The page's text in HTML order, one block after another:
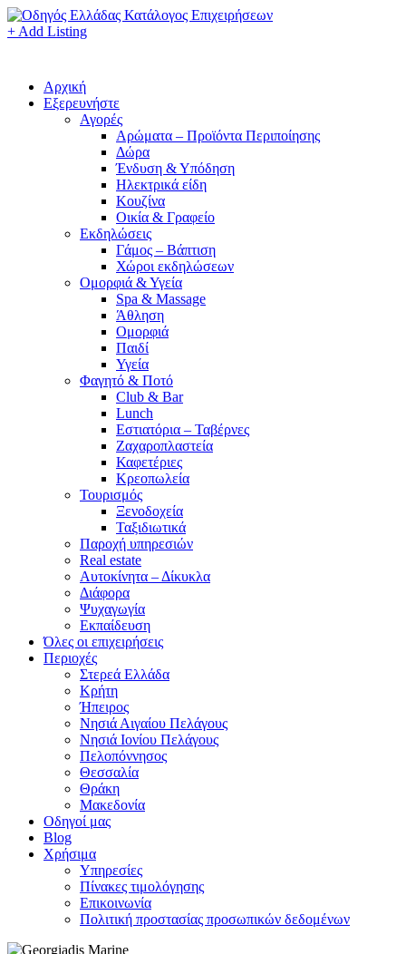
+ Add Listing
Αρχική
Εξερευνήστε
Αγορές
Αρώματα – Προϊόντα Περιποίησης
Δώρα
Ένδυση & Υπόδηση
Ηλεκτρικά είδη
Κουζίνα
Οικία & Γραφείο
Εκδηλώσεις
Γάμος – Βάπτιση
Χώροι εκδηλώσεων
Ομορφιά & Υγεία
Spa & Massage
Άθληση
Ομορφιά
Παιδί
Υγεία
Φαγητό & Ποτό
Club & Bar
Lunch
Εστιατόρια – Ταβέρνες
Ζαχαροπλαστεία
Καφετέριες
Κρεοπωλεία
Τουρισμός
Ξενοδοχεία
Ταξιδιωτικά
Παροχή υπηρεσιών
Real estate
Αυτοκίνητα – Δίκυκλα
Διάφορα
Ψυχαγωγία
Εκπαίδευση
Όλες οι επιχειρήσεις
Περιοχές
Στερεά Ελλάδα
Κρήτη
Ήπειρος
Νησιά Αιγαίου Πελάγους
Νησιά Ιονίου Πελάγους
Πελοπόννησος
Θεσσαλία
Θράκη
Μακεδονία
Οδηγοί μας
Blog
Χρήσιμα
Υπηρεσίες
Πίνακες τιμολόγησης
Επικοινωνία
Πολιτική προστασίας προσωπικών δεδομένων